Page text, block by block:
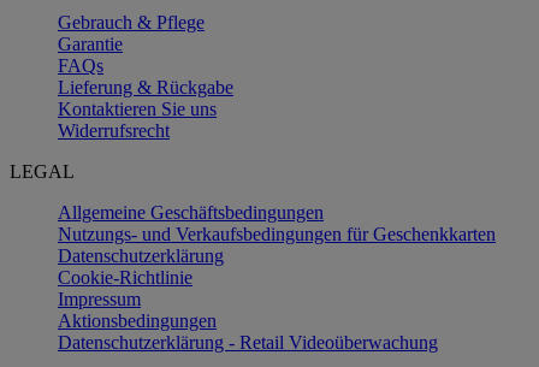
Gebrauch & Pflege
Garantie
FAQs
Lieferung & Rückgabe
Kontaktieren Sie uns
Widerrufsrecht
LEGAL
Allgemeine Geschäftsbedingungen
Nutzungs- und Verkaufsbedingungen für Geschenkkarten
Datenschutzerklärung
Cookie-Richtlinie
Impressum
Aktionsbedingungen
Datenschutzerklärung - Retail Videoüberwachung